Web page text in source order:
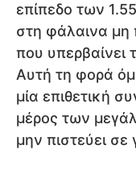
επίπεδο των
στη φάλαινα μη
που υπερβαίνει
Αυτή τη φορά
μία επιθετική
μέρος των
μην πιστεύει